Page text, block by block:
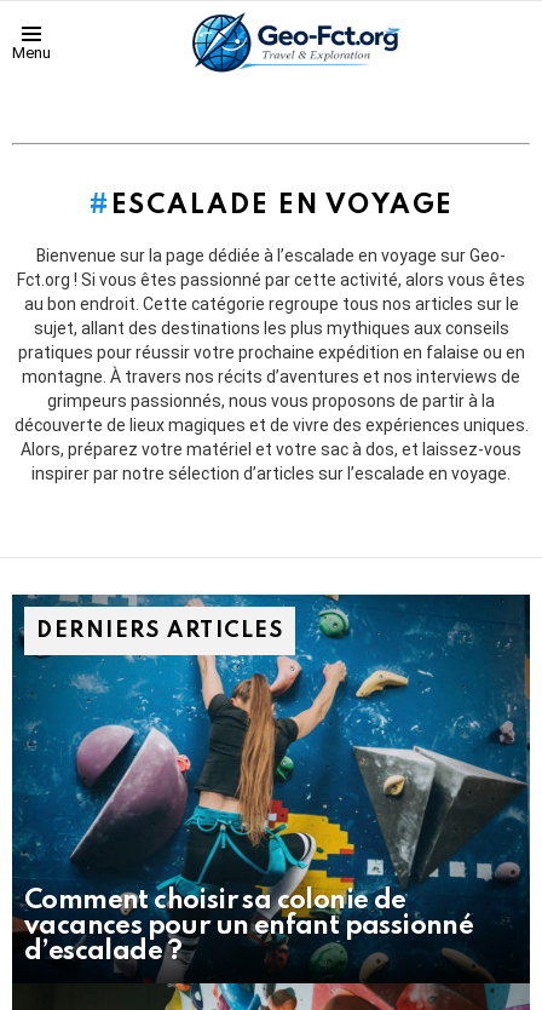
Menu
ESCALADE EN VOYAGE
Bienvenue sur la page dédiée à l’escalade en voyage sur Geo-
Fct.org ! Si vous êtes passionné par cette activité, alors vous êtes
au bon endroit. Cette catégorie regroupe tous nos articles sur le
sujet, allant des destinations les plus mythiques aux conseils
pratiques pour réussir votre prochaine expédition en falaise ou en
montagne. À travers nos récits d’aventures et nos interviews de
grimpeurs passionnés, nous vous proposons de partir à la
découverte de lieux magiques et de vivre des expériences uniques.
Alors, préparez votre matériel et votre sac à dos, et laissez-vous
inspirer par notre sélection d’articles sur l’escalade en voyage.
DERNIERS ARTICLES
Comment choisir sa colonie de
vacances pour un enfant passionné
d’escalade ?